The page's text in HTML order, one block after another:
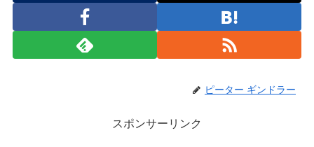
ピーター ギンドラー
スポンサーリンク